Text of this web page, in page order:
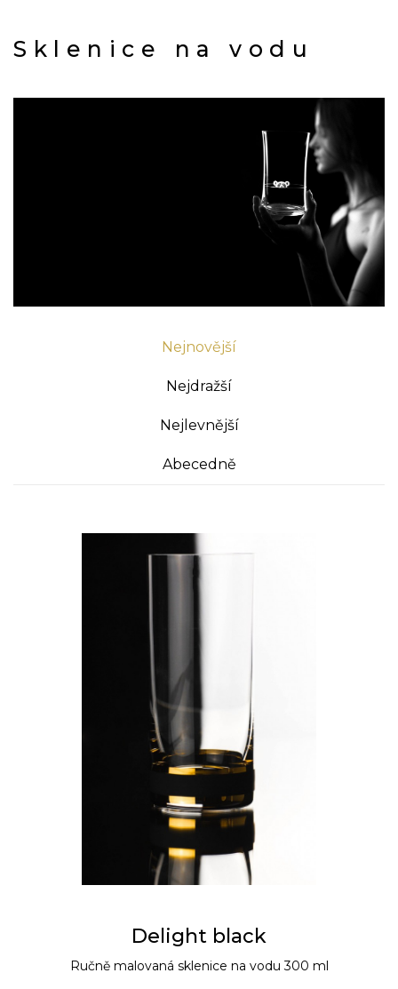
Sklenice na vodu
Nejnovější
Nejdražší
Nejlevnější
Abecedně
Delight black
Ručně malovaná sklenice na vodu 300 ml